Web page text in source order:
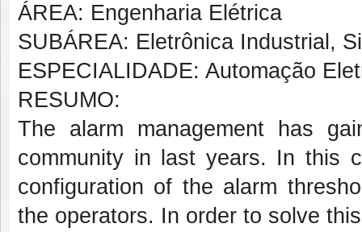
ÁREA: Engenharia Elétrica
SUBÁREA: Eletrônica Industrial,
ESPECIALIDADE: Automação
RESUMO:
The alarm management has
community in last years. In this
configuration of the alarm
the operators. In order to solve